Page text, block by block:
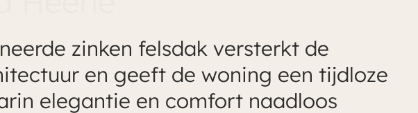
zinken felsdak versterkt de
en geeft de woning een tijdloze
elegantie en comfort naadloos